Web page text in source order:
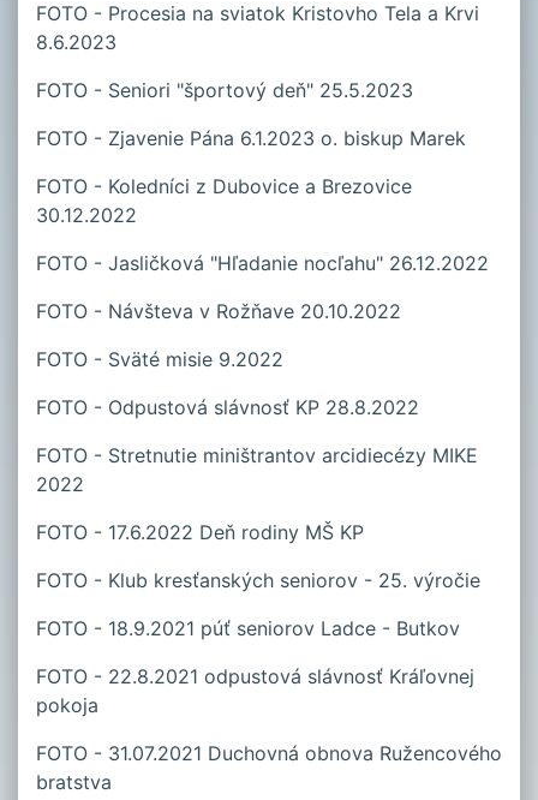
FOTO - Procesia na sviatok Kristovho Tela a Krvi
8.6.2023
FOTO - Seniori "športový deň" 25.5.2023
FOTO - Zjavenie Pána 6.1.2023 o. biskup Marek
FOTO - Koledníci z Dubovice a Brezovice
30.12.2022
FOTO - Jasličková "Hľadanie nocľahu" 26.12.2022
FOTO - Návšteva v Rožňave 20.10.2022
FOTO - Sväté misie 9.2022
FOTO - Odpustová slávnosť KP 28.8.2022
FOTO - Stretnutie miništrantov arcidiecézy MIKE
2022
FOTO - 17.6.2022 Deň rodiny MŠ KP
FOTO - Klub kresťanských seniorov - 25. výročie
FOTO - 18.9.2021 púť seniorov Ladce - Butkov
FOTO - 22.8.2021 odpustová slávnosť Kráľovnej
pokoja
FOTO - 31.07.2021 Duchovná obnova Ružencového
bratstva